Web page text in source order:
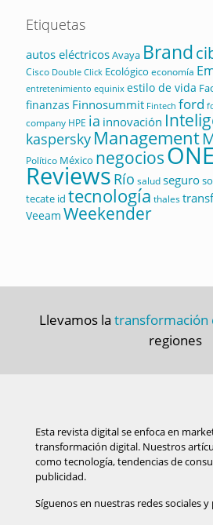
Etiquetas
autos eléctricosAvaya Brand
Cisco Double Click Ecológico economía
entretenimiento equinix estilo de vida
finanzas Finnosummit Fintech ford
company HPE ia innovación
kaspersky Management
Político México negocios
Reviews Río saludseguro
tecate id tecnología thales
Veeam Weekender
Llevamos la transformación
regiones
Esta revista digital se enfoca en
transformación digital. Nuestros
como tecnología, tendencias de
publicidad.
Síguenos en nuestras redes sociales